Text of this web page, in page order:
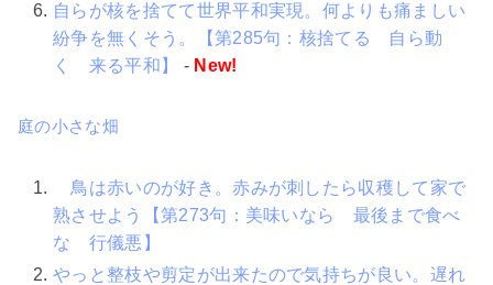
自らが核を捨てて世界平和実現。何よりも痛ましい
紛争を無くそう。【第285句：核捨てる 自ら動
く 来る平和】
- New!
庭の小さな畑
鳥は赤いのが好き。赤みが刺したら収穫して家で
熟させよう【第273句：美味いなら 最後まで食べ
な 行儀悪】
やっと整枝や剪定が出来たので気持ちが良い。遅れ